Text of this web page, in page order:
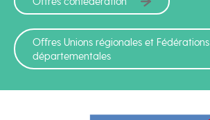
Offres Unions régionales et Fédérations
départementales